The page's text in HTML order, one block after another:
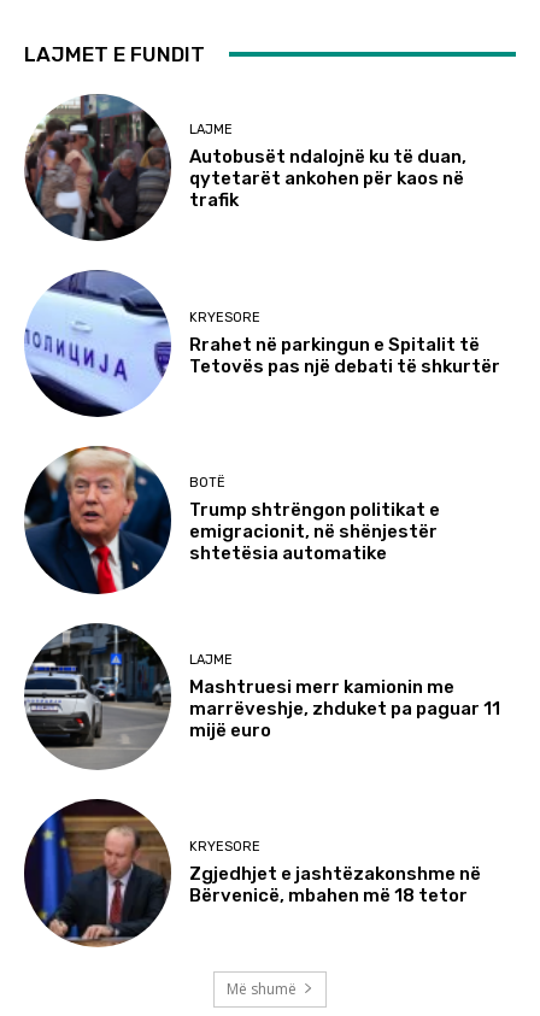
LAJMET E FUNDIT
LAJME
Autobusët ndalojnë ku të duan,
qytetarët ankohen për kaos në
trafik
KRYESORE
Rrahet në parkingun e Spitalit të
Tetovës pas një debati të shkurtër
BOTË
Trump shtrëngon politikat e
emigracionit, në shënjestër
shtetësia automatike
LAJME
Mashtruesi merr kamionin me
marrëveshje, zhduket pa paguar 11
mijë euro
KRYESORE
Zgjedhjet e jashtëzakonshme në
Bërvenicë, mbahen më 18 tetor
Më shumë